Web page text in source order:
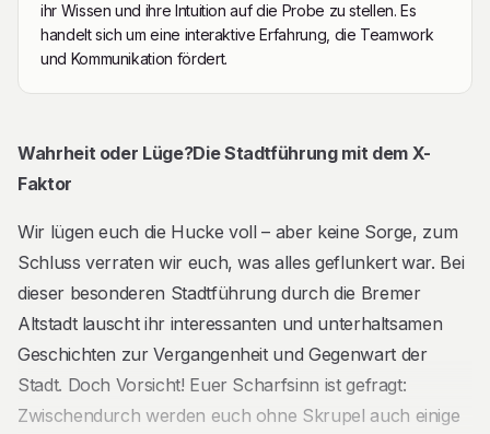
ihr Wissen und ihre Intuition auf die Probe zu stellen. Es
handelt sich um eine interaktive Erfahrung, die Teamwork
und Kommunikation fördert.
Beschreibung
Wahrheit oder Lüge?Die Stadtführung mit dem X-
Faktor
Wir lügen euch die Hucke voll – aber keine Sorge, zum
Schluss verraten wir euch, was alles geflunkert war. Bei
dieser besonderen Stadtführung durch die Bremer
Altstadt lauscht ihr interessanten und unterhaltsamen
Geschichten zur Vergangenheit und Gegenwart der
Stadt. Doch Vorsicht! Euer Scharfsinn ist gefragt:
Zwischendurch werden euch ohne Skrupel auch einige